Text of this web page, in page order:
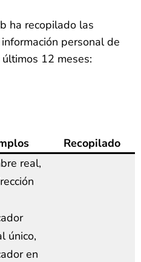
ha recopilado las
personal de
12 meses:
Recopilado
real,
único,
en